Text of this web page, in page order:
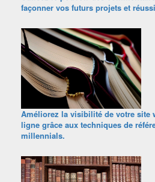
façonner vos futurs projets et
Améliorez la visibilité de votre site
ligne grâce aux techniques de
millennials.